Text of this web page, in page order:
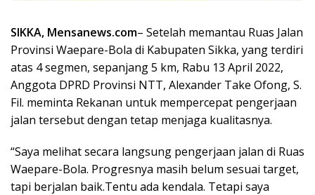
SIKKA, Mensanews.com– Setelah memantau Ruas Jalan
Provinsi Waepare-Bola di Kabupaten Sikka, yang terdiri
atas 4 segmen, sepanjang 5 km, Rabu 13 April 2022,
Anggota DPRD Provinsi NTT, Alexander Take Ofong, S.
Fil. meminta Rekanan untuk mempercepat pengerjaan
jalan tersebut dengan tetap menjaga kualitasnya.
“Saya melihat secara langsung pengerjaan jalan di Ruas
Waepare-Bola. Progresnya masih belum sesuai target,
tapi berjalan baik.Tentu ada kendala. Tetapi saya